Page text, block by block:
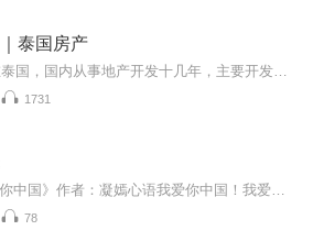
泰国房产
1731
78